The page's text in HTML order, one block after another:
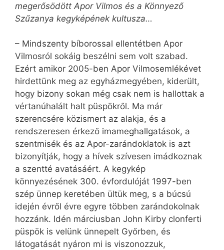
megerősödött Apor Vilmos és a Könnyező
Szűzanya kegyképének kultusza…
– Mindszenty bíborossal ellentétben Apor
Vilmosról sokáig beszélni sem volt szabad.
Ezért amikor 2005-ben Apor Vilmosemlékévet
hirdettünk meg az egyházmegyében, kiderült,
hogy bizony sokan még csak nem is hallottak a
vértanúhalált halt püspökről. Ma már
szerencsére közismert az alakja, és a
rendszeresen érkező imameghallgatások, a
szentmisék és az Apor-zarándoklatok is azt
bizonyítják, hogy a hívek szívesen imádkoznak
a szentté avatásáért. A kegykép
könnyezésének 300. évfordulóját 1997-ben
szép ünnep keretében ültük meg, s a búcsú
idején évről évre egyre többen zarándokolnak
hozzánk. Idén márciusban John Kirby clonferti
püspök is velünk ünnepelt Győrben, és
látogatását nyáron mi is viszonozzuk,